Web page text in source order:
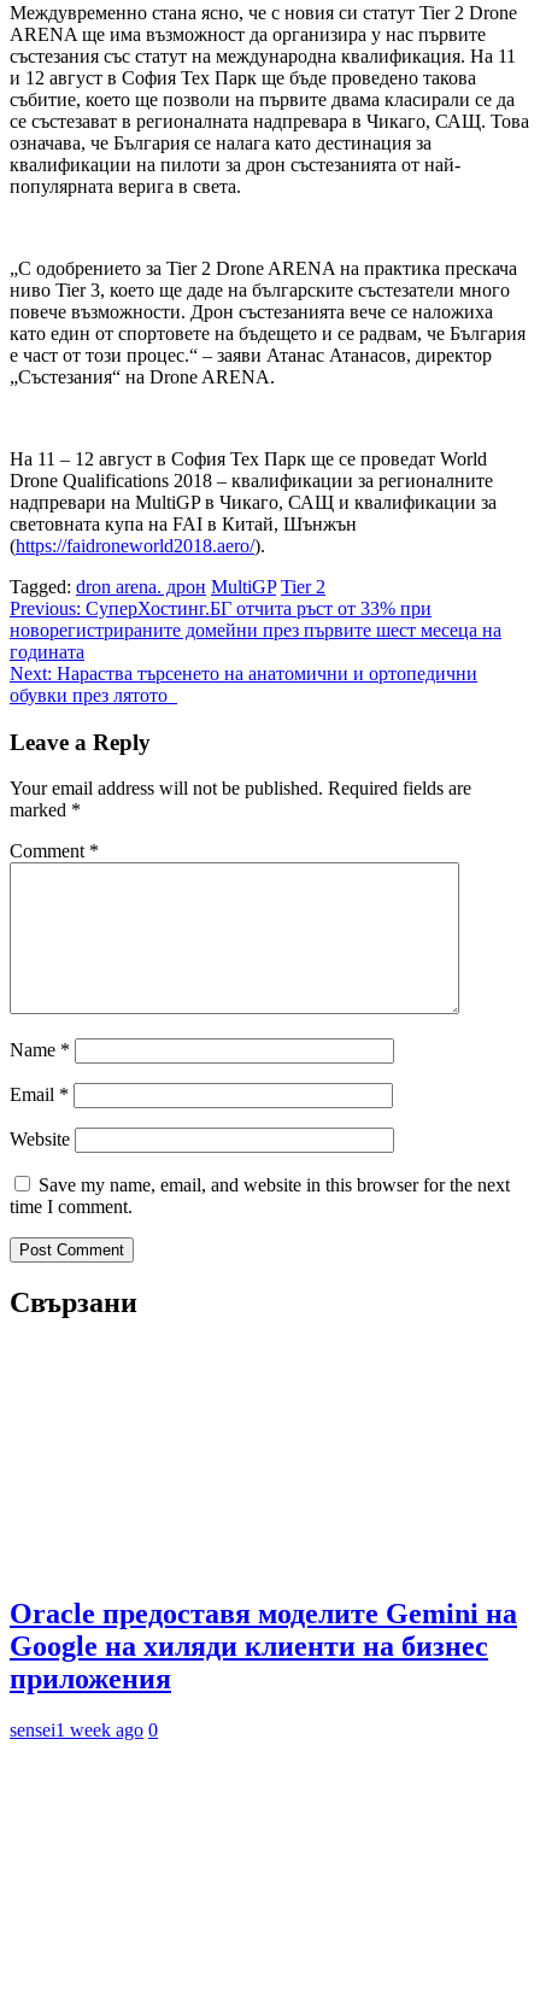
Междувременно стана ясно, че с новия си статут Tier 2 Drone
ARENA ще има възможност да организира у нас първите
състезания със статут на международна квалификация. На 11
и 12 август в София Тех Парк ще бъде проведено такова
събитие, което ще позволи на първите двама класирали се да
се състезават в регионалната надпревара в Чикаго, САЩ. Това
означава, че България се налага като дестинация за
квалификации на пилоти за дрон състезанията от най-
популярната верига в света.
„С одобрението за Tier 2 Drone ARENA на практика прескача
ниво Tier 3, което ще даде на българските състезатели много
повече възможности. Дрон състезанията вече се наложиха
като един от спортовете на бъдещето и се радвам, че България
е част от този процес.“ – заяви Атанас Атанасов, директор
„Състезания“ на Drone ARENA.
На 11 – 12 август в София Тех Парк ще се проведат World
Drone Qualifications 2018 – квалификации за регионалните
надпревари на MultiGP в Чикаго, САЩ и квалификации за
световната купа на FAI в Китай, Шънжън
(https://faidroneworld2018.aero/).
Tagged: dron arena. дрон MultiGP Tier 2
Post
navigation
Previous: СуперХостинг.БГ отчита ръст от 33% при
новорегистрираните домейни през първите шест месеца на
годината
Next: Нараства търсенето на анатомични и ортопедични
обувки през лятото
Leave a Reply
Your email address will not be published. Required fields are
marked *
Comment *
Name *
Email *
Website
Save my name, email, and website in this browser for the next
time I comment.
Свързани
Oracle предоставя моделите Gemini на
Google на хиляди клиенти на бизнес
приложения
sensei1 week ago 0